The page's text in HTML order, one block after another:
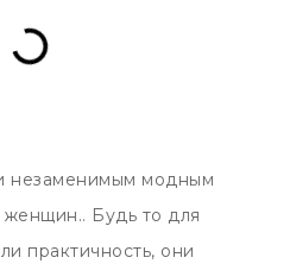
незаменимым модным
женщин.. Будь то для
практичность, они